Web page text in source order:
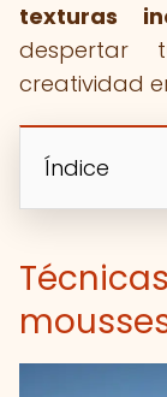
texturas
despertar
creatividad
Índice